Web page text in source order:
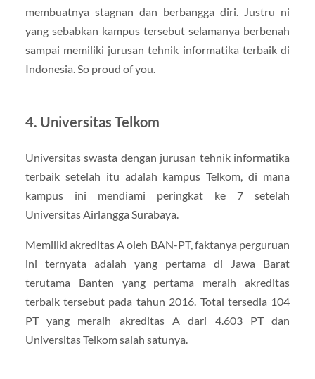
membuatnya stagnan dan berbangga diri. Justru ni
yang sebabkan kampus tersebut selamanya berbenah
sampai memiliki jurusan tehnik informatika terbaik di
Indonesia. So proud of you.
4. Universitas Telkom
Universitas swasta dengan jurusan tehnik informatika
terbaik setelah itu adalah kampus Telkom, di mana
kampus ini mendiami peringkat ke 7 setelah
Universitas Airlangga Surabaya.
Memiliki akreditas A oleh BAN-PT, faktanya perguruan
ini ternyata adalah yang pertama di Jawa Barat
terutama Banten yang pertama meraih akreditas
terbaik tersebut pada tahun 2016. Total tersedia 104
PT yang meraih akreditas A dari 4.603 PT dan
Universitas Telkom salah satunya.